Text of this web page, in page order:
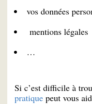
vos données
mentions légales
…
Si c’est difficile à
pratique peut vous